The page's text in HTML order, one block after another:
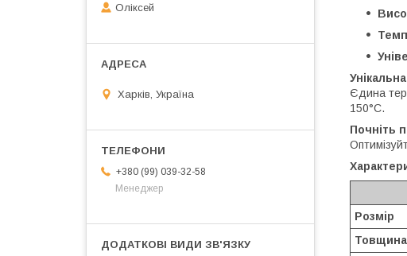
Єдина
150°C.
Почніть
Розмір
Товщина
Оліксей
Харків, Україна
+380 (99) 039-32-58
Менеджер